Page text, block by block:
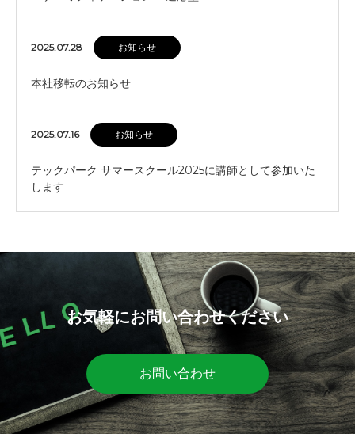
2025.07.28 お知らせ
本社移転のお知らせ
2025.07.16 お知らせ
テックパーク サマースクール2025に講師として参加いた
します
お気軽にお問い合わせください
お問い合わせ